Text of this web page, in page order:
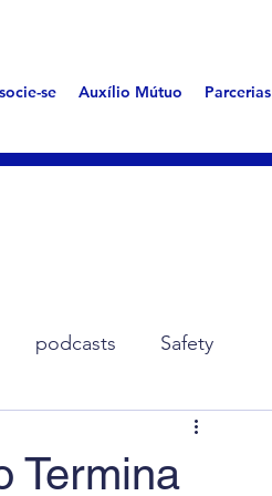
se Auxílio Mútuo Parcerias
podcasts Safety
Síndrome Aerotóxica
Termina